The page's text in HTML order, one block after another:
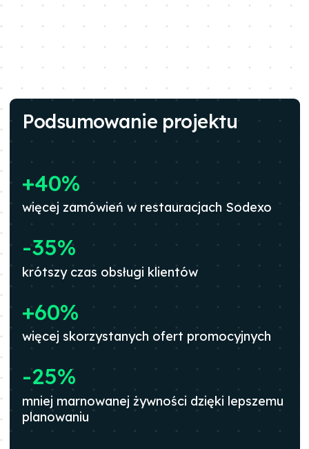
Podsumowanie projektu
+40%
więcej zamówień w restauracjach Sodexo
-35%
krótszy czas obsługi klientów
+60%
więcej skorzystanych ofert promocyjnych
-25%
mniej marnowanej żywności dzięki lepszemu
planowaniu